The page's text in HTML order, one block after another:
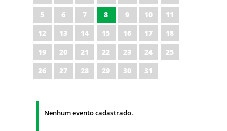
5
6 7 8 9 10
11
12
13 14 15 16 17
18
19
20 21 22 23 24
25
26
27 28 29 30 31
Nenhum evento cadastrado.